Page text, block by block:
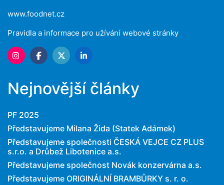
www.foodnet.cz
Pravidla a informace pro užívání webové stránky
Nejnovější články
PF 2025
Představujeme Milana Žida (Statek Adámek)
Představujeme společnosti ČESKÁ VEJCE CZ PLUS
s.r.o. a Drůbež Libotenice a.s.
Představujeme společnost Novák konzervárna a.s.
Představujeme ORIGINÁLNÍ BRAMBŮRKY s. r. o.